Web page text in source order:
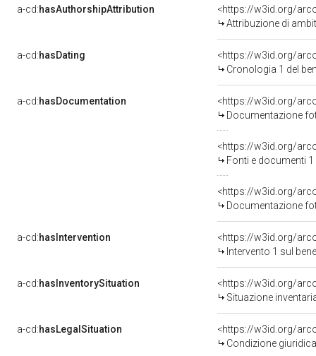
a-cd:hasAuthorshipAttribution
<https://w3id.org/
Attribuzione di
a-cd:hasDating
<https://w3id.org/
Cronologia 1 del
a-cd:hasDocumentation
Documentazione
<https://w3id.org/
Fonti e documenti
Documentazione
a-cd:hasIntervention
<https://w3id.org/
Intervento 1 sul
a-cd:hasInventorySituation
<https://w3id.org/
Situazione
a-cd:hasLegalSituation
<https://w3id.org/
Condizione